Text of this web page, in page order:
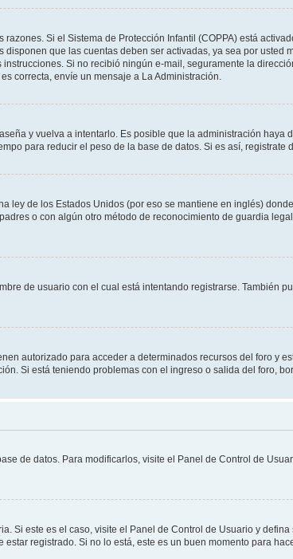
Si el Sistema de Protección Infantil (COPPA) está
que las cuentas deben ser activadas, ya sea por usted
Si no recibió ningún e-mail, seguramente la
correcta, envíe un mensaje a La Administración.
y vuelva a intentarlo. Es posible que la administración
para reducir el peso de la base de datos. Si es así, registrate
ley de los Estados Unidos (por eso se mantiene en inglés)
o con algún otro método de reconocimiento de guardia
de usuario con el cual está intentando registrarse. También
autorizado para acceder a determinados recursos del foro y
Si está teniendo problemas con el ingreso o salida del foro,
de datos. Para modificarlos, visite el Panel de Control de
Si este es el caso, visite el Panel de Control de Usuario y
registrado. Si no lo está, este es un buen momento para